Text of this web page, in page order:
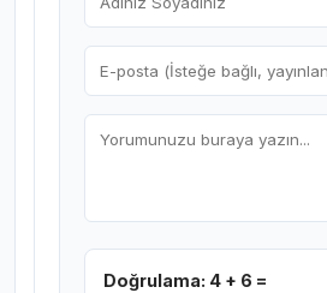
Doğrulama: 4 + 6 =